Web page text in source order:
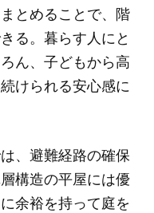
とめることで、階
る。暮らす人にと
ん、子どもから高
けられる安心感に
、避難経路の確保
構造の平屋には優
余裕を持って庭を